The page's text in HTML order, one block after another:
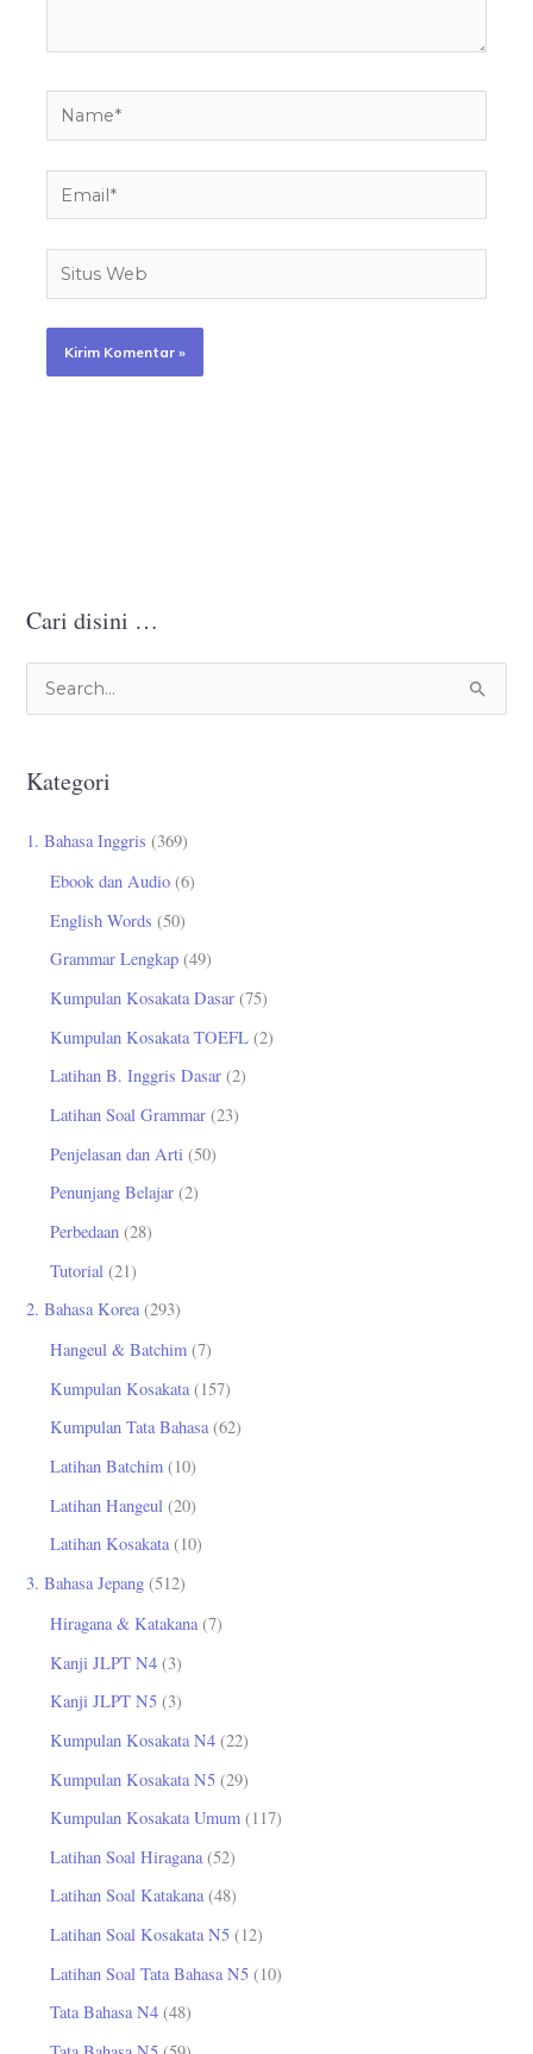
Name*
Email*
Situs
Web
Cari disini …
i
u
Kategori
1. Bahasa Inggris (369)
Ebook dan Audio (6)
English Words (50)
Grammar Lengkap (49)
Kumpulan Kosakata Dasar (75)
Kumpulan Kosakata TOEFL (2)
Latihan B. Inggris Dasar (2)
Latihan Soal Grammar (23)
Penjelasan dan Arti (50)
Penunjang Belajar (2)
Perbedaan (28)
Tutorial (21)
2. Bahasa Korea(293)
Hangeul & Batchim (7)
Kumpulan Kosakata (157)
Kumpulan Tata Bahasa(62)
Latihan Batchim (10)
Latihan Hangeul (20)
Latihan Kosakata(10)
3. Bahasa Jepang (512)
Hiragana & Katakana(7)
Kanji JLPT N4 (3)
Kanji JLPT N5 (3)
Kumpulan Kosakata N4 (22)
Kumpulan Kosakata N5 (29)
Kumpulan Kosakata Umum (117)
Latihan Soal Hiragana(52)
Latihan Soal Katakana(48)
Latihan Soal Kosakata N5 (12)
Latihan Soal Tata Bahasa N5 (10)
Tata Bahasa N4 (48)